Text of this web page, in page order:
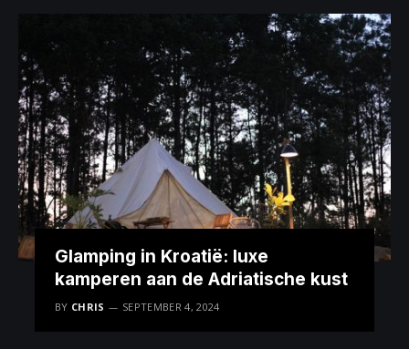
Glamping in Kroatië: luxe
kamperen aan de Adriatische kust
BY CHRIS SEPTEMBER 4, 2024